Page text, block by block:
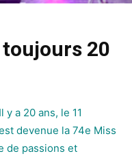
20
y a 20 ans, le 11
devenue la 74e Miss
de passions et